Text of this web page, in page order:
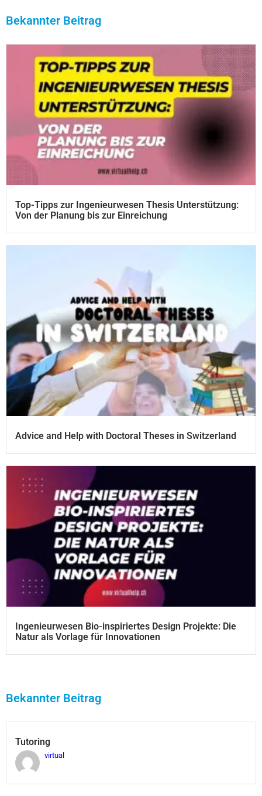
Bekannter Beitrag
Top-Tipps zur Ingenieurwesen Thesis Unterstützung:
Von der Planung bis zur Einreichung
Advice and Help with Doctoral Theses in Switzerland
Ingenieurwesen Bio-inspiriertes Design Projekte: Die
Natur als Vorlage für Innovationen
Bekannter Beitrag
Tutoring
virtual